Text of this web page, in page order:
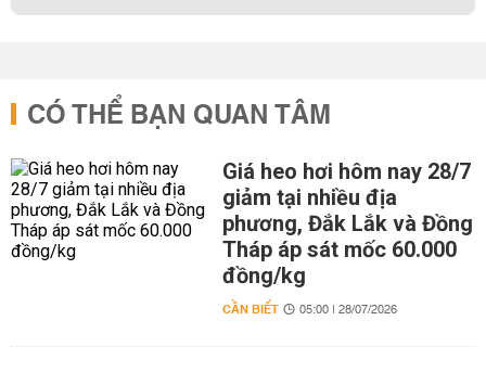
CÓ THỂ BẠN QUAN TÂM
Giá heo hơi hôm nay 28/7
giảm tại nhiều địa
phương, Đắk Lắk và Đồng
Tháp áp sát mốc 60.000
đồng/kg
CẦN BIẾT 05:00 | 28/07/2026